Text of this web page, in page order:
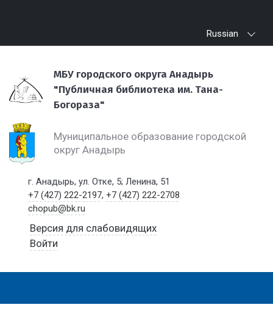
Russian
МБУ городского округа Анадырь
"Публичная библиотека им. Тана-
Богораза"
Муниципальное образование городской
округ Анадырь
г. Анадырь, ул. Отке, 5; Ленина, 51
+7 (427) 222-2197,+7 (427) 222-2708
chopub@bk.ru
Версия для слабовидящих
Войти